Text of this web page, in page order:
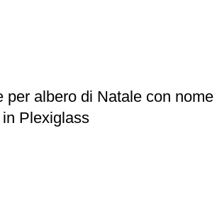
per albero di Natale con nome
Plexiglass